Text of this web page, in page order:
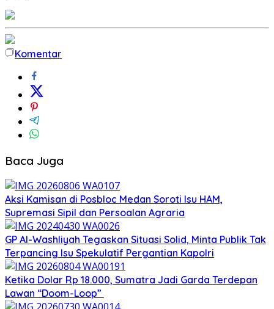
Komentar
Baca Juga
Aksi Kamisan di Posbloc Medan Soroti Isu HAM,
Supremasi Sipil dan Persoalan Agraria
GP Al-Washliyah Tegaskan Situasi Solid, Minta Publik Tak
Terpancing Isu Spekulatif Pergantian Kapolri
Ketika Dolar Rp 18.000, Sumatra Jadi Garda Terdepan
Lawan “Doom-Loop”